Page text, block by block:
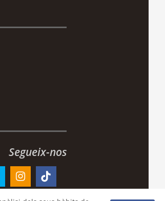
Segueix-nos